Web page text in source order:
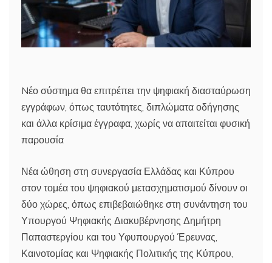
Nέο σύστημα θα επιτρέπει την ψηφιακή διασταύρωση
εγγράφων, όπως ταυτότητες, διπλώματα οδήγησης
και άλλα κρίσιμα έγγραφα, χωρίς να απαιτείται φυσική
παρουσία
Νέα ώθηση στη συνεργασία Ελλάδας και Κύπρου
στον τομέα του ψηφιακού μετασχηματισμού δίνουν οι
δύο χώρες, όπως επιβεβαιώθηκε στη συνάντηση του
Υπουργού Ψηφιακής Διακυβέρνησης Δημήτρη
Παπαστεργίου και του Υφυπουργού Έρευνας,
Καινοτομίας και Ψηφιακής Πολιτικής της Κύπρου,